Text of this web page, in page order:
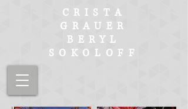
CRISTA
GRAUER
BERYL
SOKOLOFF